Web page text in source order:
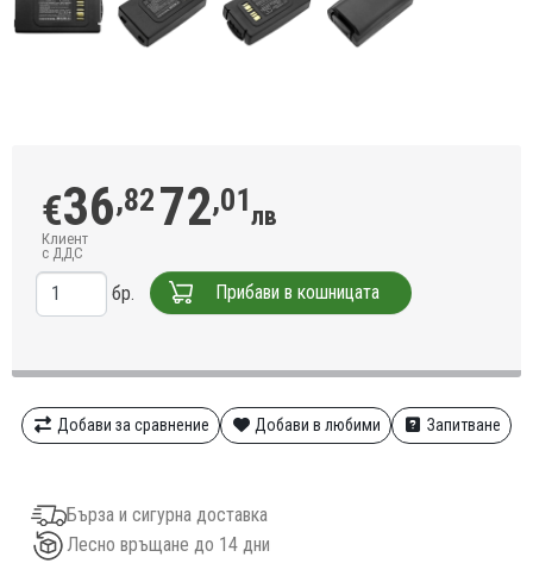
€36,82 72,01лв
Клиент
с ДДС
бр. Прибави в кошницата
Добави за сравнение Добави в любими Запитване
Бърза и сигурна доставка
Лесно връщане до 14 дни